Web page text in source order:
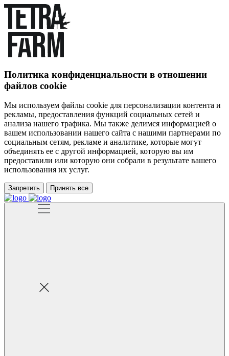
Политика конфиденциальности в отношении
файлов cookie
Мы используем файлы cookie для персонализации контента и
рекламы, предоставления функций социальных сетей и
анализа нашего трафика. Мы также делимся информацией о
вашем использовании нашего сайта с нашими партнерами по
социальным сетям, рекламе и аналитике, которые могут
объединять ее с другой информацией, которую вы им
предоставили или которую они собрали в результате вашего
использования их услуг.
Запретить Принять все